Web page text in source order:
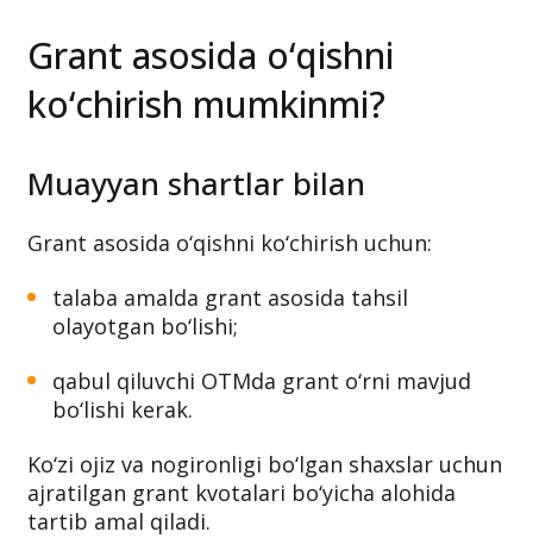
Grant asosida o‘qishni
ko‘chirish mumkinmi?
Muayyan shartlar bilan
Grant asosida o‘qishni ko‘chirish uchun:
talaba amalda grant asosida tahsil
olayotgan bo‘lishi;
qabul qiluvchi OTMda grant o‘rni mavjud
bo‘lishi kerak.
Ko‘zi ojiz va nogironligi bo‘lgan shaxslar uchun
ajratilgan grant kvotalari bo‘yicha alohida
tartib amal qiladi.